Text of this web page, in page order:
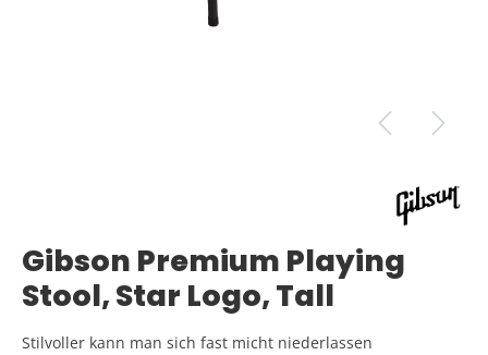
Gibson Premium Playing
Stool, Star Logo, Tall
Stilvoller kann man sich fast micht niederlassen